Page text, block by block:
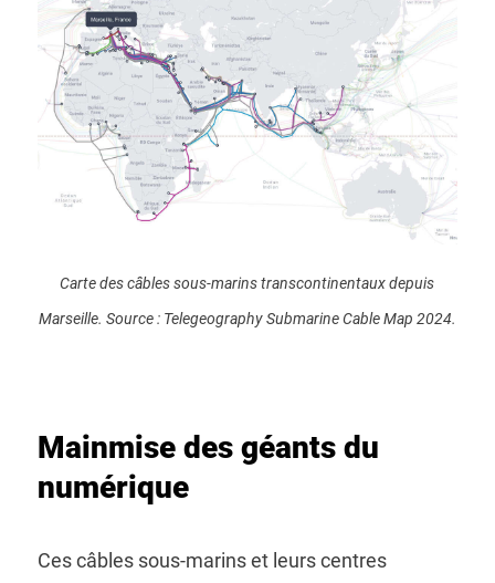
Carte des câbles sous-marins transcontinentaux depuis
Marseille. Source : Telegeography Submarine Cable Map 2024.
Mainmise des géants du
numérique
Ces câbles sous-marins et leurs centres